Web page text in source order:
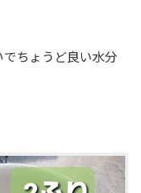
ちょうど良い水分